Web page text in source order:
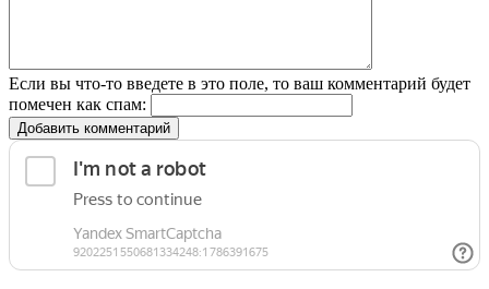
Если вы что-то введете в это поле, то ваш комментарий будет
помечен как спам:
Добавить комментарий